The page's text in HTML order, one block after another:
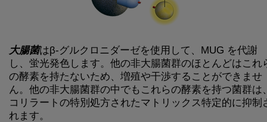
大腸菌はβ-グルクロニダーゼを使用して、MUG を代謝
し、蛍光発色します。他の非大腸菌群のほとんどはこれ
の酵素を持たないため、増殖や干渉することができませ
ん。他の非大腸菌群の中でもこれらの酵素を持つ菌群は
コリラートの特別処方されたマトリックス特定的に抑制
れます。